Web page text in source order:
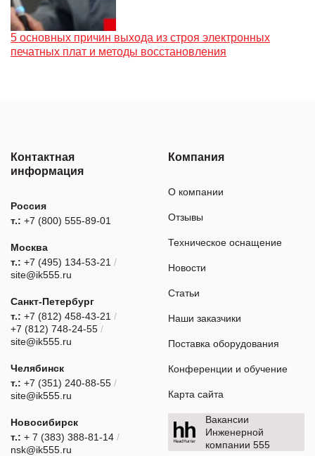
5 основных причин выхода из строя электронных
печатных плат и методы восстановления
Контактная
информация
Россия
т.: +7 (800) 555-89-01
Москва
т.: +7 (495) 134-53-21 /
site@ik555.ru
Санкт-Петербург
т.: +7 (812) 458-43-21 /
+7 (812) 748-24-55 /
site@ik555.ru
Челябинск
т.: +7 (351) 240-88-55 /
site@ik555.ru
Новосибирск
т.: + 7 (383) 388-81-14 /
nsk@ik555.ru
Компания
О компании
Отзывы
Техническое оснащение
Новости
Статьи
Наши заказчики
Поставка оборудования
Конференции и обучение
Карта сайта
Вакансии
Инженерной
компании 555